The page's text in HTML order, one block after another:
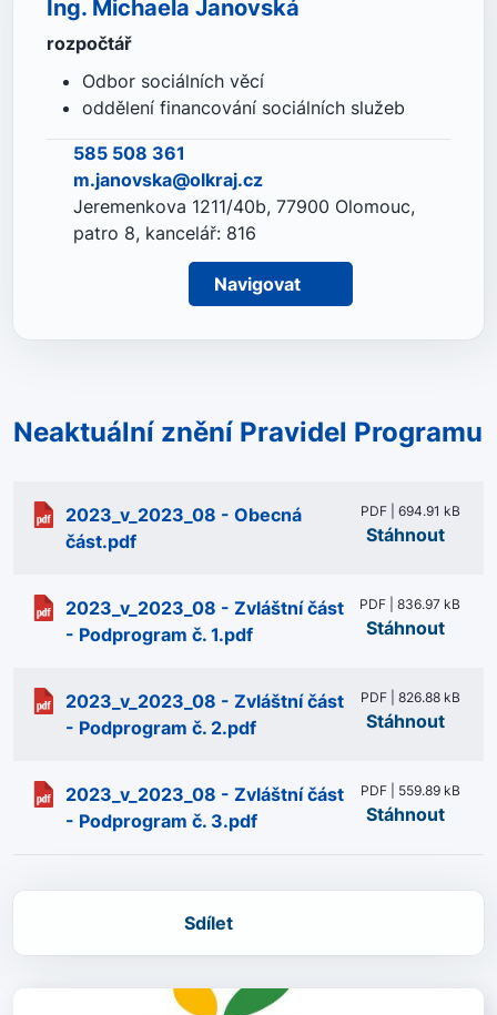
Ing. Michaela Janovská
rozpočtář
Odbor sociálních věcí
oddělení financování sociálních služeb
585 508 361
m.janovska@olkraj.cz
Jeremenkova 1211/40b, 77900 Olomouc,
patro 8, kancelář: 816
Navigovat
Neaktuální znění Pravidel Programu
2023_v_2023_08 - Obecná
část.pdf
PDF | 694.91 kB
Stáhnout
2023_v_2023_08 - Zvláštní část
- Podprogram č. 1.pdf
PDF | 836.97 kB
Stáhnout
2023_v_2023_08 - Zvláštní část
- Podprogram č. 2.pdf
PDF | 826.88 kB
Stáhnout
2023_v_2023_08 - Zvláštní část
- Podprogram č. 3.pdf
PDF | 559.89 kB
Stáhnout
Sdílet